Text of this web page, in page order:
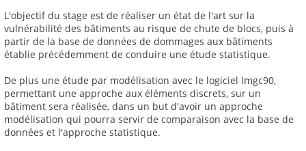
L'objectif du stage est de réaliser un état de l'art sur la
vulnérabilité des bâtiments au risque de chute de blocs, puis à
partir de la base de données de dommages aux bâtiments
établie précédemment de conduire une étude statistique.
De plus une étude par modélisation avec le logiciel lmgc90,
permettant une approche aux éléments discrets, sur un
bâtiment sera réalisée, dans un but d'avoir un approche
modélisation qui pourra servir de comparaison avec la base de
données et l'approche statistique.